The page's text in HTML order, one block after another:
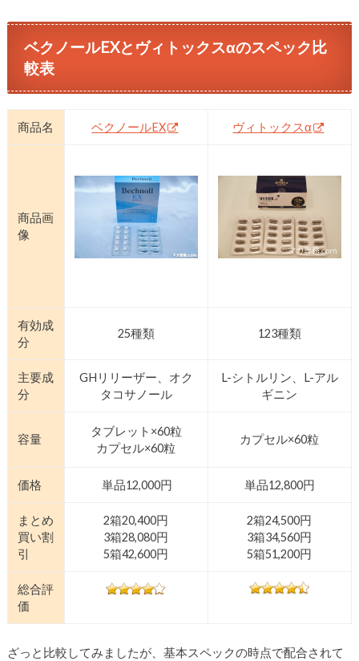
ベクノールEXとヴィトックスαのスペック比
較表
商品名 ベクノールEX ヴィトックスα
商品画
像
有効成
分
25種類 123種類
主要成
分
GHリリーザー、オク
タコサノール
L-シトルリン、L-アル
ギニン
容量
タブレット×60粒
カプセル×60粒
カプセル×60粒
価格 単品12,000円 単品12,800円
まとめ
買い割
引
2箱20,400円
3箱28,080円
5箱42,600円
2箱24,500円
3箱34,560円
5箱51,200円
総合評
価
ざっと比較してみましたが、基本スペックの時点で配合されて